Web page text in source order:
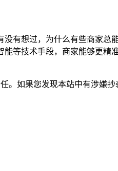
有想过，为什么有些商家总
等技术手段，商家能够更精
如果您发现本站中有涉嫌抄